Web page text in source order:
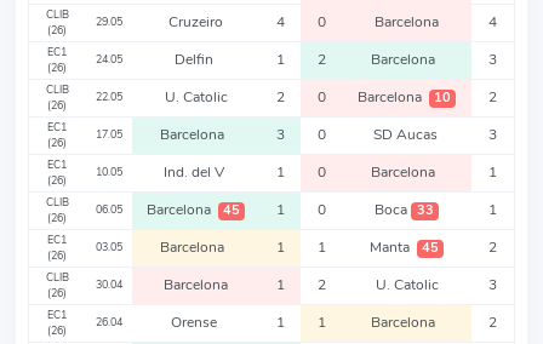
CLIB
(26)
29.05 Cruzeiro 4 0 Barcelona 4
EC1
(26)
24.05 Delfin 1 2 Barcelona 3
CLIB
(26)
22.05 U. Catolic 2 0 Barcelona 10 2
EC1
(26)
17.05 Barcelona 3 0 SD Aucas 3
EC1
(26)
10.05 Ind. del V 1 0 Barcelona 1
CLIB
(26)
06.05 Barcelona 45 1 0 Boca 33 1
EC1
(26)
03.05 Barcelona 1 1 Manta 45 2
CLIB
(26)
30.04 Barcelona 1 2 U. Catolic 3
EC1
(26)
26.04 Orense 1 1 Barcelona 2